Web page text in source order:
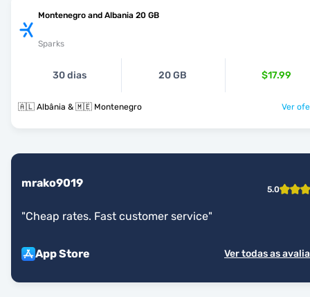
Montenegro and Albania 20 GB
Sparks
30 dias 20 GB $17.99
🇦🇱 Albânia & 🇲🇪 Montenegro Ver
mrako9019 5.0
"Cheap rates. Fast customer service"
App Store Ver todas as